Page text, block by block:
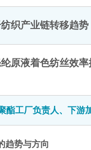
织产业链转移趋势
原液着色纺丝效率
酯工厂负责人、下
趋势与方向